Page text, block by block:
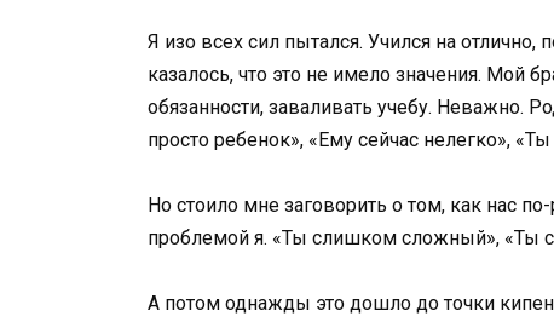
Я изо всех сил пытался. Учился на
казалось, что это не имело значения. Мой
обязанности, заваливать учебу. Неважно.
просто ребенок», «Ему сейчас нелегко»,
Но стоило мне заговорить о том, как нас
проблемой я. «Ты слишком сложный», «Ты
А потом однажды это дошло до точки